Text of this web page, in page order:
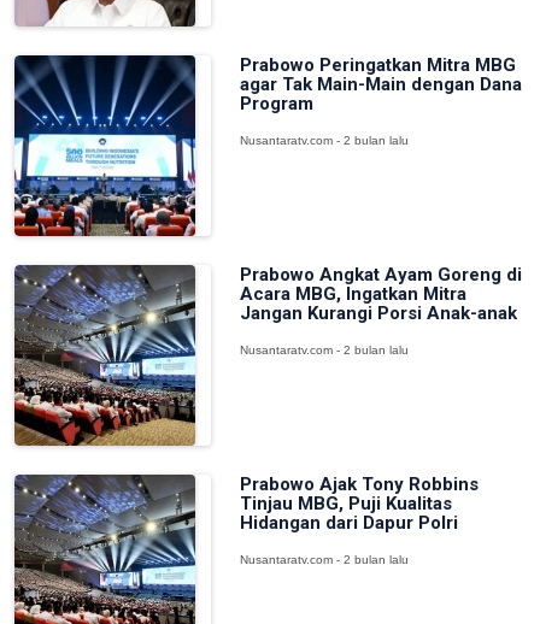
Prabowo Peringatkan Mitra MBG
agar Tak Main-Main dengan Dana
Program
Nusantaratv.com - 2 bulan lalu
Prabowo Angkat Ayam Goreng di
Acara MBG, Ingatkan Mitra
Jangan Kurangi Porsi Anak-anak
Nusantaratv.com - 2 bulan lalu
Prabowo Ajak Tony Robbins
Tinjau MBG, Puji Kualitas
Hidangan dari Dapur Polri
Nusantaratv.com - 2 bulan lalu